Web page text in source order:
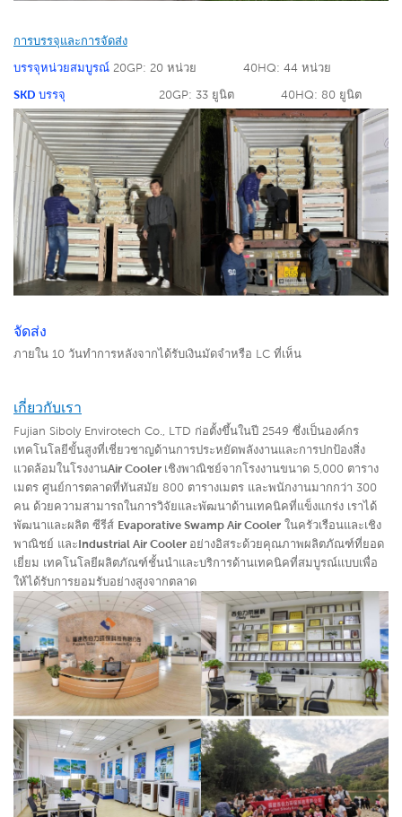
การบรรจุและการจัดส่ง
บรรจุหน่วยสมบูรณ์ 20GP: 20 หน่วย 40HQ: 44 หน่วย
SKD บรรจุ
20GP: 33 ยูนิต 40HQ: 80 ยูนิต
จัดส่ง
ภายใน 10 วันทำการหลังจากได้รับเงินมัดจำหรือ LC ที่เห็น
เกี่ยวกับเรา
Fujian Siboly Envirotech Co., LTD ก่อตั้งขึ้นในปี 2549 ซึ่งเป็นองค์กร
เทคโนโลยีขั้นสูงที่เชี่ยวชาญด้านการประหยัดพลังงานและการปกป้องสิ่ง
แวดล้อมในโรงงานAir Cooler เชิงพาณิชย์จากโรงงานขนาด 5,000 ตาราง
เมตร ศูนย์การตลาดที่ทันสมัย ​​800 ตารางเมตร และพนักงานมากกว่า 300
คน ด้วยความสามารถในการวิจัยและพัฒนาด้านเทคนิคที่แข็งแกร่ง เราได้
พัฒนาและผลิต ซีรีส์ Evaporative Swamp Air Cooler ในครัวเรือนและเชิง
พาณิชย์ และIndustrial Air Cooler อย่างอิสระด้วยคุณภาพผลิตภัณฑ์ที่ยอด
เยี่ยม เทคโนโลยีผลิตภัณฑ์ชั้นนำและบริการด้านเทคนิคที่สมบูรณ์แบบเพื่อ
ให้ได้รับการยอมรับอย่างสูงจากตลาด